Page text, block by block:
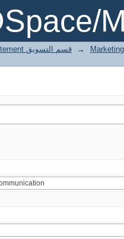
4 Marketing département قسم التسويق →